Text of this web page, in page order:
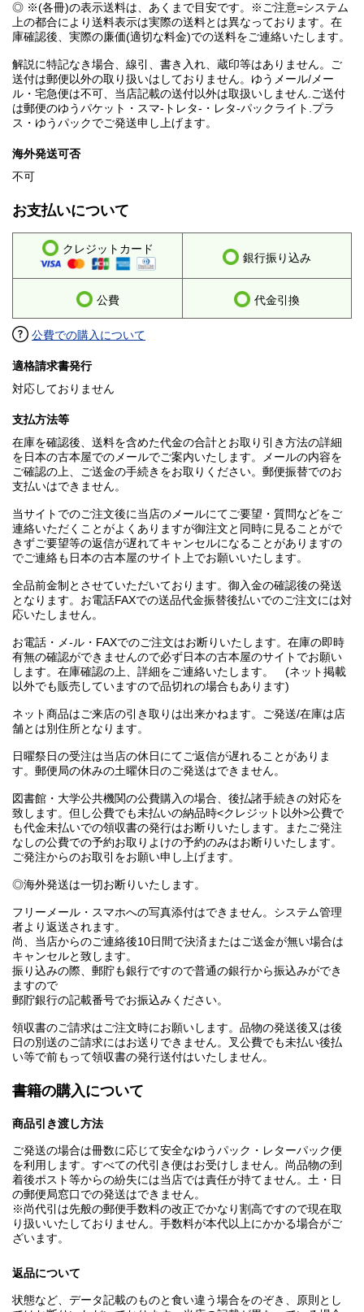
◎ ※(各冊)の表示送料は、あくまで目安です。※ご注意=システム
上の都合により送料表示は実際の送料とは異なっております。在
庫確認後、実際の廉価(適切な料金)での送料をご連絡いたします。
解説に特記なき場合、線引、書き入れ、蔵印等はありません。ご
送付は郵便以外の取り扱いはしておりません。ゆうメール/メー
ル・宅急便は不可、当店記載の送付以外は取扱いしません.ご送付
は郵便のゆうパケット・スマ-トレタ-・レタ-パックライト.プラ
ス・ゆうパックでご発送申し上げます。
海外発送可否
不可
お支払いについて
クレジットカード
銀行振り込み
公費 代金引換
公費での購入について
適格請求書発行
対応しておりません
支払方法等
在庫を確認後、送料を含めた代金の合計とお取り引き方法の詳細
を日本の古本屋でのメールでご案内いたします。メールの内容を
ご確認の上、ご送金の手続きをお取りください。郵便振替でのお
支払いはできません。
当サイトでのご注文後に当店のメールにてご要望・質問などをご
連絡いただくことがよくありますが御注文と同時に見ることがで
きずご要望等の返信が遅れてキャンセルになることがありますの
でご連絡も日本の古本屋のサイト上でお願いいたします。
全品前金制とさせていただいております。御入金の確認後の発送
となります。お電話FAXでの送品代金振替後払いでのご注文には対
応いたしません。
お電話・メ-ル・FAXでのご注文はお断りいたします。在庫の即時
有無の確認ができませんので必ず日本の古本屋のサイトでお願い
します。在庫確認の上、詳細をご連絡いたします。 (ネット掲載
以外でも販売していますので品切れの場合もあります)
ネット商品はご来店の引き取りは出来かねます。ご発送/在庫は店
舗とは別住所となります。
日曜祭日の受注は当店の休日にてご返信が遅れることがありま
す。郵便局の休みの土曜休日のご発送はできません。
図書館・大学公共機関の公費購入の場合、後払諸手続きの対応を
致します。但し公費でも未払いの納品時<クレジット以外>公費で
も代金未払いでの領収書の発行はお断りいたします。またご発注
なしの公費での予約お取りよけの予約のみはお断りいたします。
ご発注からのお取引をお願い申し上げます。
◎海外発送は一切お断りいたします。
フリーメール・スマホへの写真添付はできません。システム管理
者より返送されます。
尚、当店からのご連絡後10日間で決済またはご送金が無い場合は
キャンセルと致します。
振り込みの際、郵貯も銀行ですので普通の銀行から振込みができ
ますので
郵貯銀行の記載番号でお振込みください。
領収書のご請求はご注文時にお願いします。品物の発送後又は後
日の別送のご請求にはお送りできません。叉公費でも未払い後払
い等で前もって領収書の発行送付はいたしません。
書籍の購入について
商品引き渡し方法
ご発送の場合は冊数に応じて安全なゆうパック・レターパック便
を利用します。すべての代引き便はお受けしません。尚品物の到
着後ポスト等からの紛失には当店では責任が持てません。土・日
の郵便局窓口での発送はできません。
※尚代引は先般の郵便手数料の改正でかなり割高ですので現在取
り扱いいたしておりません。手数料が本代以上にかかる場合がご
ざいます。
返品について
状態など、データ記載のものと食い違う場合をのぞき、原則とし